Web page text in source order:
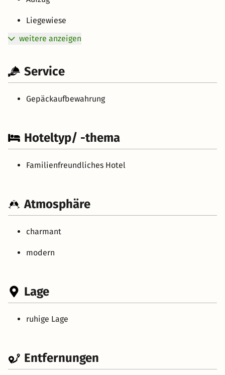
Liegewiese
weitere anzeigen
Service
Gepäckaufbewahrung
Hoteltyp/ -thema
Familienfreundliches Hotel
Atmosphäre
charmant
modern
Lage
ruhige Lage
Entfernungen